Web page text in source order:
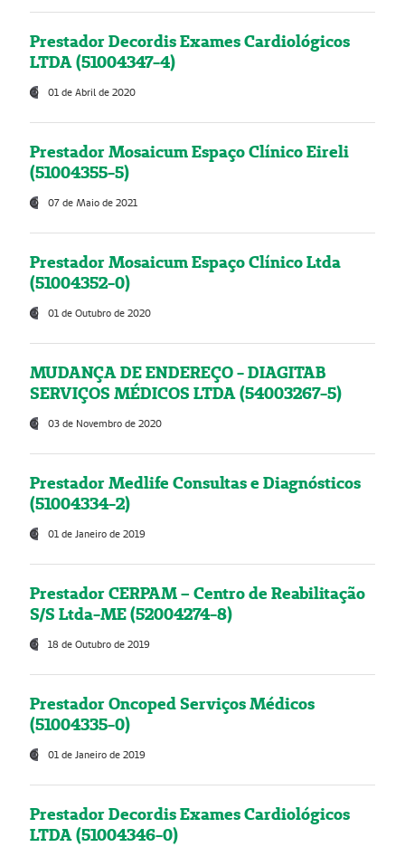
Prestador Decordis Exames Cardiológicos
LTDA (51004347-4)
01 de Abril de 2020
Prestador Mosaicum Espaço Clínico Eireli
(51004355-5)
07 de Maio de 2021
Prestador Mosaicum Espaço Clínico Ltda
(51004352-0)
01 de Outubro de 2020
MUDANÇA DE ENDEREÇO - DIAGITAB
SERVIÇOS MÉDICOS LTDA (54003267-5)
03 de Novembro de 2020
Prestador Medlife Consultas e Diagnósticos
(51004334-2)
01 de Janeiro de 2019
Prestador CERPAM – Centro de Reabilitação
S/S Ltda-ME (52004274-8)
18 de Outubro de 2019
Prestador Oncoped Serviços Médicos
(51004335-0)
01 de Janeiro de 2019
Prestador Decordis Exames Cardiológicos
LTDA (51004346-0)